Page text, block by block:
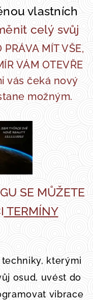
vlastních
celý svůj
PRÁVA MÍT VŠE,
VÁM OTEVŘE
vás čeká nový
možným.
SE MŮŽETE
TERMÍNY
kterými
osud, uvést do
vibrace